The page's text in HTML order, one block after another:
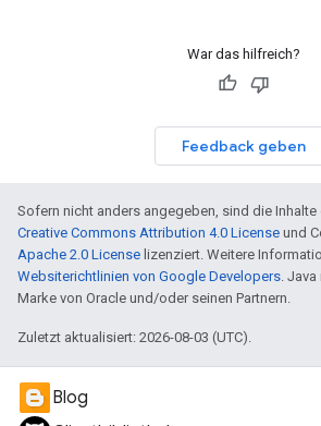
War das hilfreich?
Feedback geben
Sofern nicht anders angegeben, sind die Inhalte
Creative Commons Attribution 4.0 License und
Apache 2.0 License lizenziert. Weitere
Websiterichtlinien von Google Developers.
Marke von Oracle und/oder seinen Partnern.
Zuletzt aktualisiert: 2026-08-03 (UTC).
Blog